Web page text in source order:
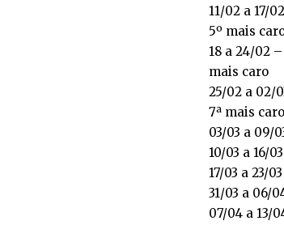
11/02 a 17/
5º mais
18 a 24/02 –
mais caro
25/02 a 02/
7ª mais caro
03/03 a 09/
10/03 a 16/
17/03 a 23/
31/03 a 06/
07/04 a 13/